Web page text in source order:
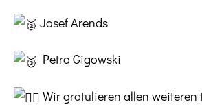
Josef Arends
Petra Gigowski
Wir gratulieren allen weiteren